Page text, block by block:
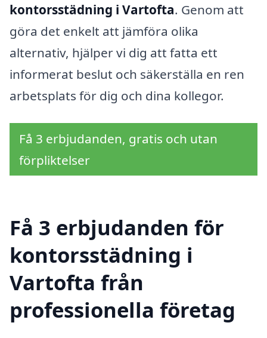
kontorsstädning i Vartofta. Genom att
göra det enkelt att jämföra olika
alternativ, hjälper vi dig att fatta ett
informerat beslut och säkerställa en ren
arbetsplats för dig och dina kollegor.
Få 3 erbjudanden, gratis och utan
förpliktelser
Få 3 erbjudanden för
kontorsstädning i
Vartofta från
professionella företag